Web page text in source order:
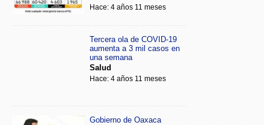
Hace: 4 años 11 meses
Tercera ola de COVID-19
aumenta a 3 mil casos en
una semana
Salud
Hace: 4 años 11 meses
Gobierno de Oaxaca